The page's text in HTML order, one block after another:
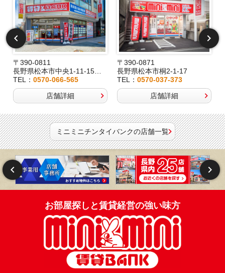
〒390-0811
長野県松本市中央1-11-15桂林堂ビル1F
TEL： 0570-066-565
店舗詳細
〒390-0871
長野県松本市桐2-1-17
TEL：0570-037-373
店舗詳細
ミニミニチンタイバンクの店舗一覧
お部屋探しと賃貸経営の強い味方